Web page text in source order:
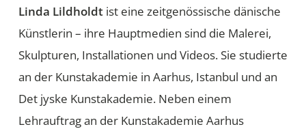
Linda Lildholdtist eine zeitgenössische dänische
Künstlerin – ihre Hauptmedien sind die Malerei,
Skulpturen, Installationen und Videos. Sie studierte
an der Kunstakademie in Aarhus, Istanbul und an
Det jyske Kunstakademie. Neben einem
Lehrauftrag an der Kunstakademie Aarhus